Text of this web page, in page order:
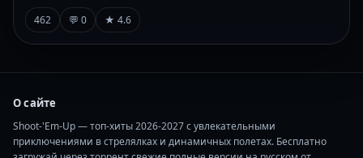
462 💬 0 ★ 4.6
О сайте
Shoot-'Em-Up — топ-хиты 2026-2027 с увлекательными
приключениями в стрелялках и динамичных полетах. Бесплатно